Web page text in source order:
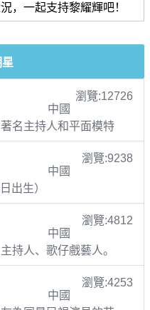
，一起支持黎耀輝吧！
瀏覽:12726
中國
名主持人和平面模特
瀏覽:9238
中國
出生）
瀏覽:4812
中國
持人、歌仔戲藝人。
瀏覽:4253
中國